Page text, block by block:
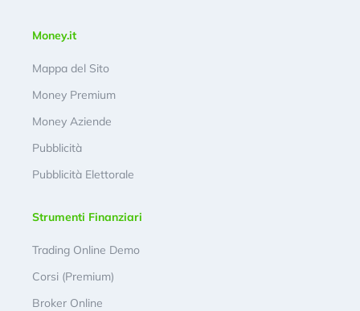
Money.it
Mappa del Sito
Money Premium
Money Aziende
Pubblicità
Pubblicità Elettorale
Strumenti Finanziari
Trading Online Demo
Corsi (Premium)
Broker Online